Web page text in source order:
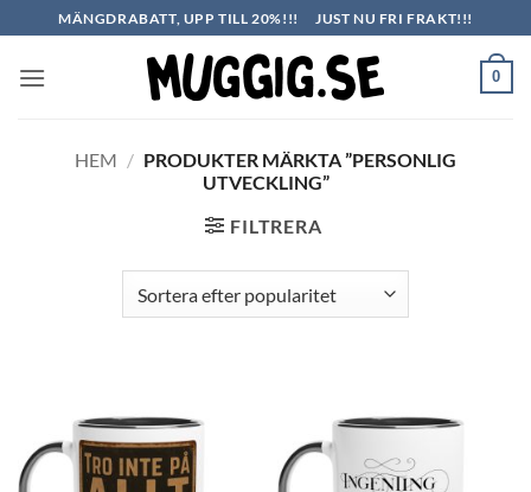
to
content
MÄNGDRABATT, UPP TILL 20%!!! JUST NU FRI FRAKT!!!
0
HEM / PRODUKTER MÄRKTA ”PERSONLIG
UTVECKLING”
FILTRERA